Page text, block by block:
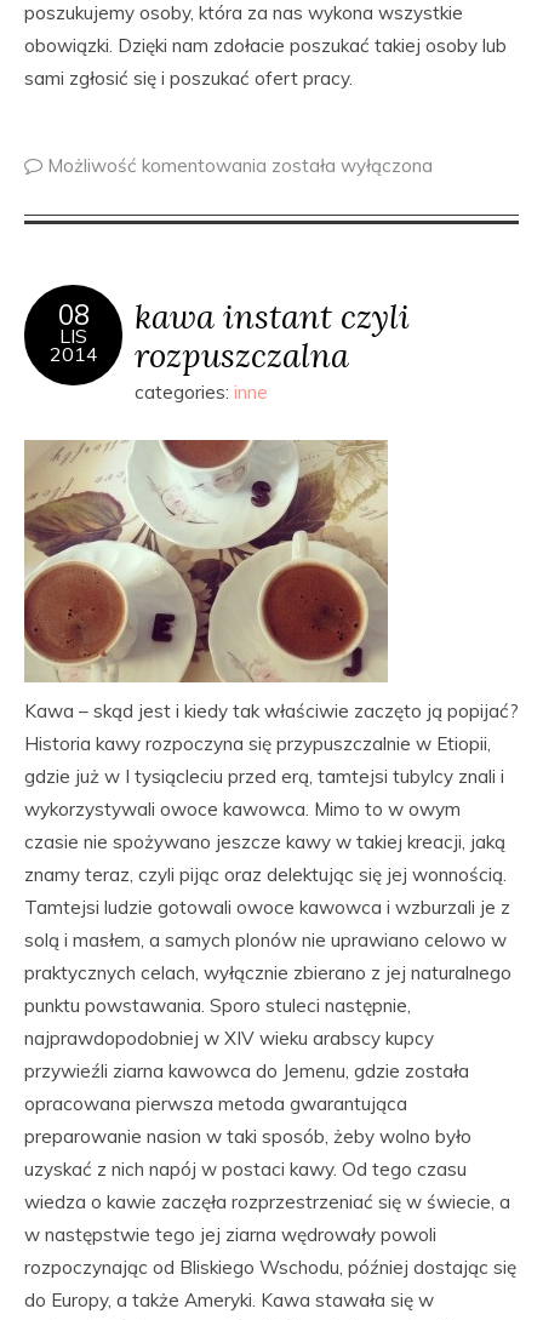
poszukujemy osoby, która za nas wykona wszystkie
obowiązki. Dzięki nam zdołacie poszukać takiej osoby lub
sami zgłosić się i poszukać ofert pracy.
Możliwość komentowania została wyłączona
08
LIS
2014
kawa instant czyli
rozpuszczalna
categories: inne
Kawa – skąd jest i kiedy tak właściwie zaczęto ją popijać?
Historia kawy rozpoczyna się przypuszczalnie w Etiopii,
gdzie już w I tysiącleciu przed erą, tamtejsi tubylcy znali i
wykorzystywali owoce kawowca. Mimo to w owym
czasie nie spożywano jeszcze kawy w takiej kreacji, jaką
znamy teraz, czyli pijąc oraz delektując się jej wonnością.
Tamtejsi ludzie gotowali owoce kawowca i wzburzali je z
solą i masłem, a samych plonów nie uprawiano celowo w
praktycznych celach, wyłącznie zbierano z jej naturalnego
punktu powstawania. Sporo stuleci następnie,
najprawdopodobniej w XIV wieku arabscy kupcy
przywieźli ziarna kawowca do Jemenu, gdzie została
opracowana pierwsza metoda gwarantująca
preparowanie nasion w taki sposób, żeby wolno było
uzyskać z nich napój w postaci kawy. Od tego czasu
wiedza o kawie zaczęła rozprzestrzeniać się w świecie, a
w następstwie tego jej ziarna wędrowały powoli
rozpoczynając od Bliskiego Wschodu, później dostając się
do Europy, a także Ameryki. Kawa stawała się w